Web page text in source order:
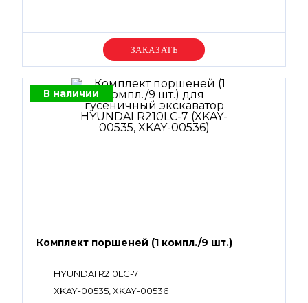
Уточняйте цену
В наличии
Комплект поршеней (1 компл./9 шт.)
HYUNDAI R210LC-7
XKAY-00535, XKAY-00536